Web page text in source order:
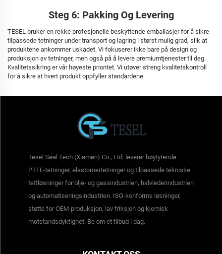
Steg 6: Pakking Og Levering
TESEL bruker en rekke profesjonelle beskyttende emballasjer for å sikre
tilpassede tetninger under transport og lagring i størst mulig grad, slik at
produktene ankommer uskadet. Vi fokuserer ikke bare på design og
produksjon av tetninger, men også på å levere premiumtjenester til deg.
Kvalitetssikring er vår høyeste prioritet. Vi utøver streng kvalitetskontroll
for å sikre at hvert produkt oppfyller standardene.
Tesel Seal Tech (Xiamen) Co., Ltd. leverer høytytende
PTFE-tetninger, elastomertetninger og tilpassede tekniske
tettløsninger for olje- og gassindustrien, halvlederindustrien
og automatiseringsindustrien. ISO-konforme løsninger,
støtte for OEM-produksjon, lav friksjon og kjemisk
motstandsdyktighet. Be om et tilbud i dag.